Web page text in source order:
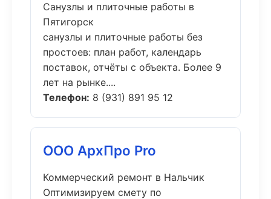
Санузлы и плиточные работы в
Пятигорск
санузлы и плиточные работы без
простоев: план работ, календарь
поставок, отчёты с объекта. Более 9
лет на рынке....
Телефон: 8 (931) 891 95 12
ООО АрхПро Pro
Коммерческий ремонт в Нальчик
Оптимизируем смету по